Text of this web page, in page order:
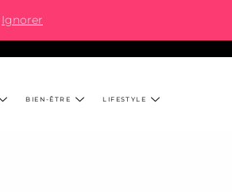
Ignorer
BIEN-ÊTRE LIFESTYLE